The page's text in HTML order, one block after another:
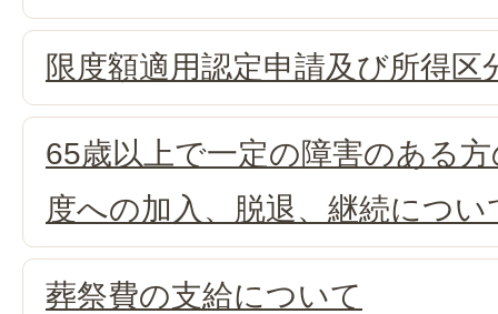
限度額適用認定申請及び所得区
65歳以上で一定の障害のある
度への加入、脱退、継続につい
葬祭費の支給について